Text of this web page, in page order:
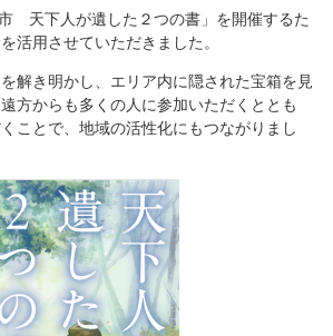
市 天下人が遺した２つの書」を開催するた
活用させていただきました。
解き明かし、エリア内に隠された宝箱を見
方からも多くの人に参加いただくととも
ことで、地域の活性化にもつながりまし